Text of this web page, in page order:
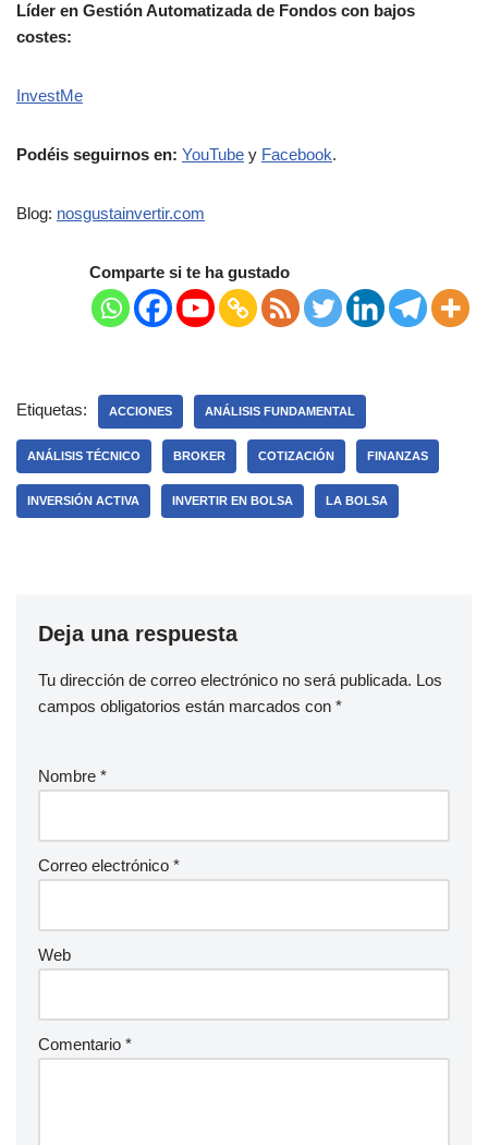
Líder en Gestión Automatizada de Fondos con bajos
costes:
InvestMe
Podéis seguirnos en: YouTube y Facebook.
Blog: nosgustainvertir.com
Comparte si te ha gustado
Etiquetas: ACCIONES ANÁLISIS FUNDAMENTAL
ANÁLISIS TÉCNICO BROKER COTIZACIÓN FINANZAS
INVERSIÓN ACTIVA INVERTIR EN BOLSA LA BOLSA
Deja una respuesta
Tu dirección de correo electrónico no será publicada. Los
campos obligatorios están marcados con *
Nombre *
Correo electrónico *
Web
Comentario *